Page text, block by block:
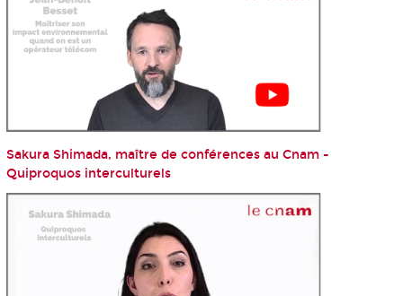
Sakura Shimada, maître de conférences au Cnam -
Quiproquos interculturels